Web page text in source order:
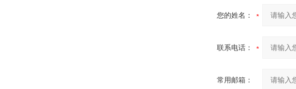
您的姓名：
联系电话：
常用邮箱：